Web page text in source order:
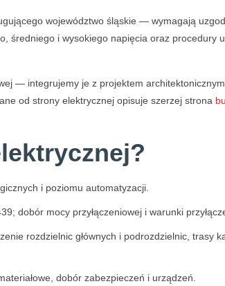
województwo śląskie — wymagają
średniego i wysokiego napięcia oraz procedury
— integrujemy je z projektem
od strony elektrycznej opisuje szerzej strona
i poziomu automatyzacji.
dobór mocy przyłączeniowej i warunki
rozdzielnic głównych i podrozdzielnic, trasy
dobór zabezpieczeń i urządzeń.